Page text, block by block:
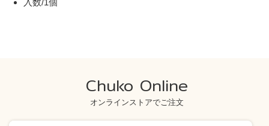
入数/1個
Chuko Online
オンラインストアでご注文